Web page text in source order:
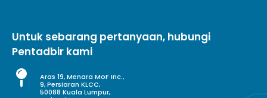
Untuk sebarang pertanyaan, hubungi
Pentadbir kami
Aras 19, Menara MoF Inc.,
9, Persiaran KLCC,
50088 Kuala Lumpur,